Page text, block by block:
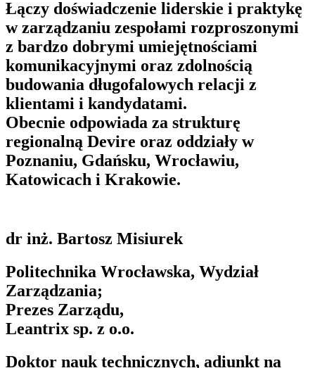
Łączy doświadczenie liderskie i praktykę
w zarządzaniu zespołami rozproszonymi
z bardzo dobrymi umiejętnościami
komunikacyjnymi oraz zdolnością
budowania długofalowych relacji z
klientami i kandydatami.
Obecnie odpowiada za strukturę
regionalną Devire oraz oddziały w
Poznaniu, Gdańsku, Wrocławiu,
Katowicach i Krakowie.
dr inż. Bartosz Misiurek
Politechnika Wrocławska, Wydział
Zarządzania;
Prezes Zarządu,
Leantrix sp. z o.o.
Doktor nauk technicznych, adiunkt na